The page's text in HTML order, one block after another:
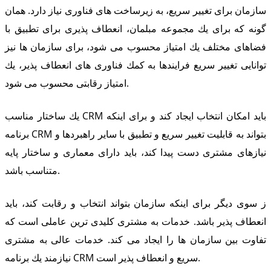
سازمان برای تغییر سریع، به زیرساخت های فناوری نیاز دارد. همان
گونه كه برای یك مجموعه مبلمان، انعطاف پذیری برای تطبیق با
فضاهای مختلف یك امتیاز محسوب می شود، برای سازمان ها نیز
توانایی تغییر سریع فرایندها به كمك فناوری های انعطاف پذیر، یك
امتیاز رقابتی محسوب می شود.
یك ساختار مناسب CRM باید امكان انتخاب ایجاد كند و برای اینكه
برنامه CRM بتواند به قابلیت تغییر سریع و تطبیق با سایر راهبردها و
نیازهای مشتری دست پیدا كند، باید دارای معماری و ساختار پایه
متناسب باشد.
ز سوی دیگر برای اینكه سازمان بتواند انتخاب و رقابت كند، باید
انعطاف پذیر باشد. خدمات به مشتری كلیدی ترین عاملی است كه
تفاوت بین سازمان ها را ایجاد می كند. خدمات عالی به مشتری
نیازمند یك برنامه CRM سریع و انعطاف پذیر است.